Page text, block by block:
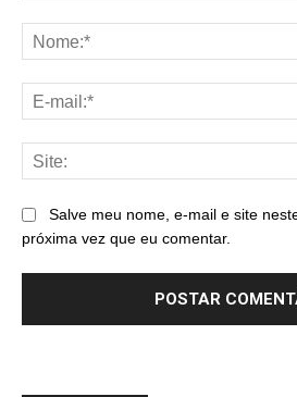
Salve meu nome, e-mail e site
próxima vez que eu comentar.